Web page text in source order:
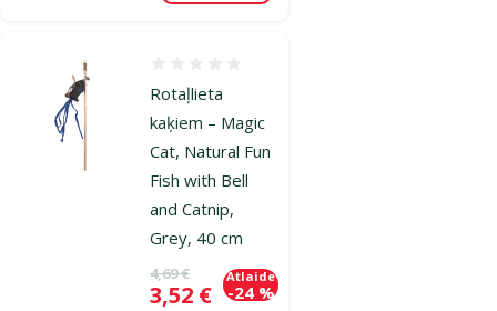
Rotaļlieta
kaķiem – Magic
Cat, Natural Fun
Fish with Bell
and Catnip,
Grey, 40 cm
Oriģinālā cena
4,69 €
Cena
3,52 €
Atlaide
-24 %